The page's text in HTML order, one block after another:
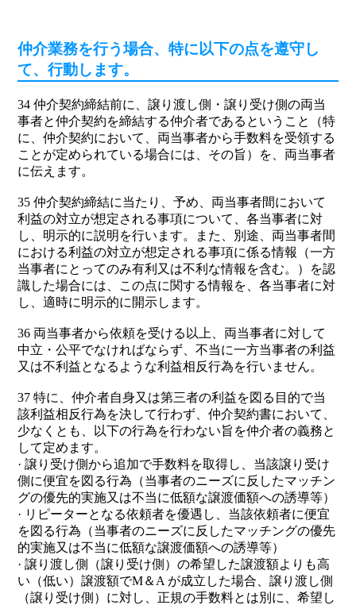
仲介業務を行う場合、特に以下の点を遵守し
て、行動します。
34 仲介契約締結前に、譲り渡し側・譲り受け側の両当
事者と仲介契約を締結する仲介者であるということ（特
に、仲介契約において、両当事者から手数料を受領する
ことが定められている場合には、その旨）を、両当事者
に伝えます。
35 仲介契約締結に当たり、予め、両当事者間において
利益の対立が想定される事項について、各当事者に対
し、明示的に説明を行います。また、別途、両当事者間
における利益の対立が想定される事項に係る情報（一方
当事者にとってのみ有利又は不利な情報を含む。）を認
識した場合には、この点に関する情報を、各当事者に対
し、適時に明示的に開示します。
36 両当事者から依頼を受ける以上、両当事者に対して
中立・公平でなければならず、不当に一方当事者の利益
又は不利益となるような利益相反行為を行いません。
37 特に、仲介者自身又は第三者の利益を図る目的で当
該利益相反行為を決して行わず、仲介契約書において、
少なくとも、以下の行為を行わない旨を仲介者の義務と
して定めます。
· 譲り受け側から追加で手数料を取得し、当該譲り受け
側に便宜を図る行為（当事者のニーズに反したマッチン
グの優先的実施又は不当に低額な譲渡価額への誘導等）
· リピーターとなる依頼者を優遇し、当該依頼者に便宜
を図る行為（当事者のニーズに反したマッチングの優先
的実施又は不当に低額な譲渡価額への誘導等）
· 譲り渡し側（譲り受け側）の希望した譲渡額よりも高
い（低い）譲渡額でM＆A が成立した場合、譲り渡し側
（譲り受け側）に対し、正規の手数料とは別に、希望し